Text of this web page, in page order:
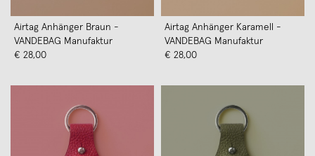
Airtag Anhänger Braun -
VANDEBAG Manufaktur
€ 28,00
Airtag Anhänger Karamell -
VANDEBAG Manufaktur
€ 28,00